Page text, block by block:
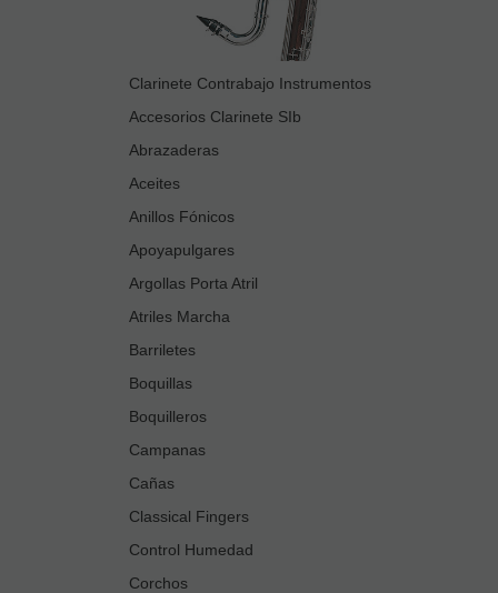
Clarinete Contrabajo Instrumentos
Accesorios Clarinete SIb
Abrazaderas
Aceites
Anillos Fónicos
Apoyapulgares
Argollas Porta Atril
Atriles Marcha
Barriletes
Boquillas
Boquilleros
Campanas
Cañas
Classical Fingers
Control Humedad
Corchos